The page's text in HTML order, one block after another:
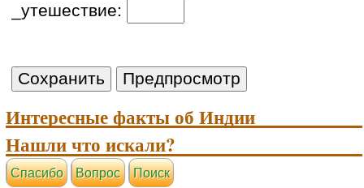
_утешествие:
Интересные факты об Индии
Нашли что искали?
Cпасибо Вопрос Поиск